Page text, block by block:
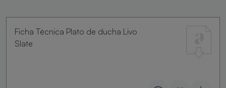
Ficha Técnica Plato de ducha Livo
Slate